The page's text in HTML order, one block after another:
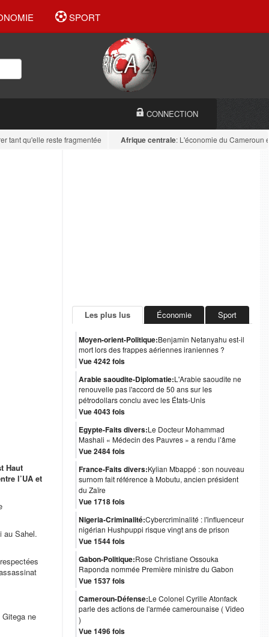
SPORT
CONNECTION
qu'elle reste fragmentée Afrique centrale: L'économie du Cameroun est
Haut
l’UA et
au Sahel.
ne
Les plus lus Économie Sport
Moyen-orient-Politique:Benjamin Netanyahu est-il
mort lors des frappes aériennes iraniennes ?
Vue 4242 fois
Arabie saoudite-Diplomatie:L'Arabie saoudite ne
renouvelle pas l'accord de 50 ans sur les
pétrodollars conclu avec les États-Unis
Vue 4043 fois
Egypte-Faits divers:Le Docteur Mohammad
Mashali « Médecin des Pauvres » a rendu l’âme
Vue 2484 fois
France-Faits divers:Kylian Mbappé : son nouveau
surnom fait référence à Mobutu, ancien président
du Zaïre
Vue 1718 fois
Nigeria-Criminalité:Cybercriminalité : l'influenceur
nigérian Hushpuppi risque vingt ans de prison
Vue 1544 fois
Gabon-Politique:Rose Christiane Ossouka
Raponda nommée Première ministre du Gabon
Vue 1537 fois
Cameroun-Défense:Le Colonel Cyrille Atonfack
parle des actions de l'armée camerounaise ( Video
)
Vue 1496 fois